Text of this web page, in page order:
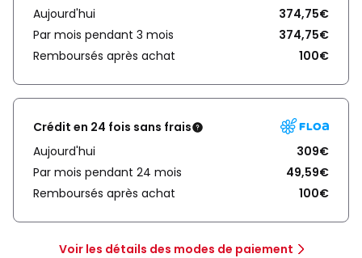
Aujourd'hui
374,75€
Par mois pendant 3 mois
374,75€
Remboursés après achat
100€
Crédit en 24 fois sans frais
Aujourd'hui
309€
Par mois pendant 24 mois
49,59€
Remboursés après achat
100€
Voir les détails des modes de paiement